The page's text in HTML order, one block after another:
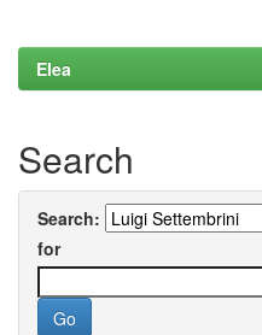
Elea
Search
Search:
for